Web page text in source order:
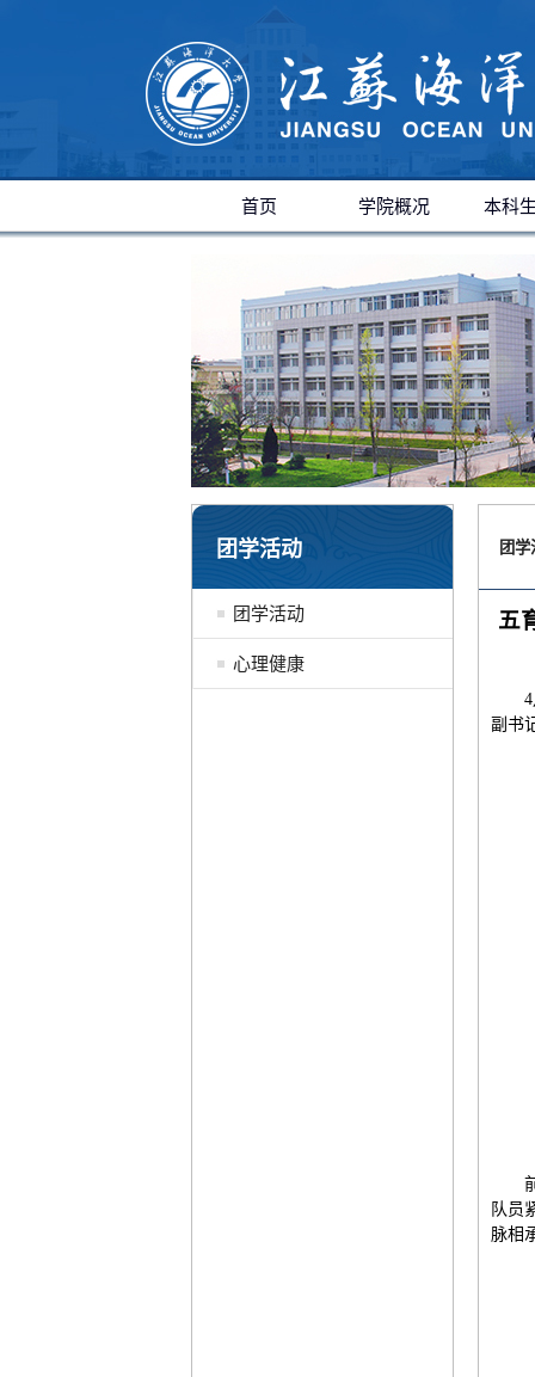
首页 学院概况 本科
团学活动
团学活动
心理健康
团学
五
副书
队员
脉相